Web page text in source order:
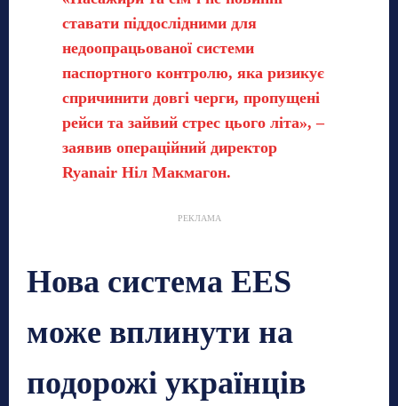
ставати піддослідними для
недоопрацьованої системи
паспортного контролю, яка ризикує
спричинити довгі черги, пропущені
рейси та зайвий стрес цього літа», –
заявив операційний директор
Ryanair Ніл Макмагон.
РЕКЛАМА
Нова система EES
може вплинути на
подорожі українців